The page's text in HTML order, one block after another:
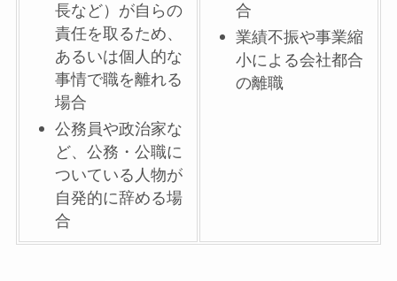
長など）が自らの
責任を取るため、
あるいは個人的な
事情で職を離れる
場合
公務員や政治家な
ど、公務・公職に
ついている人物が
自発的に辞める場
合
合
業績不振や事業縮
小による会社都合
の離職